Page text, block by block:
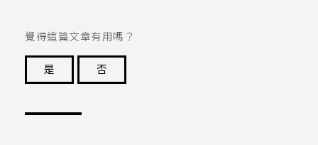
覺得這篇文章有用嗎？
是
否